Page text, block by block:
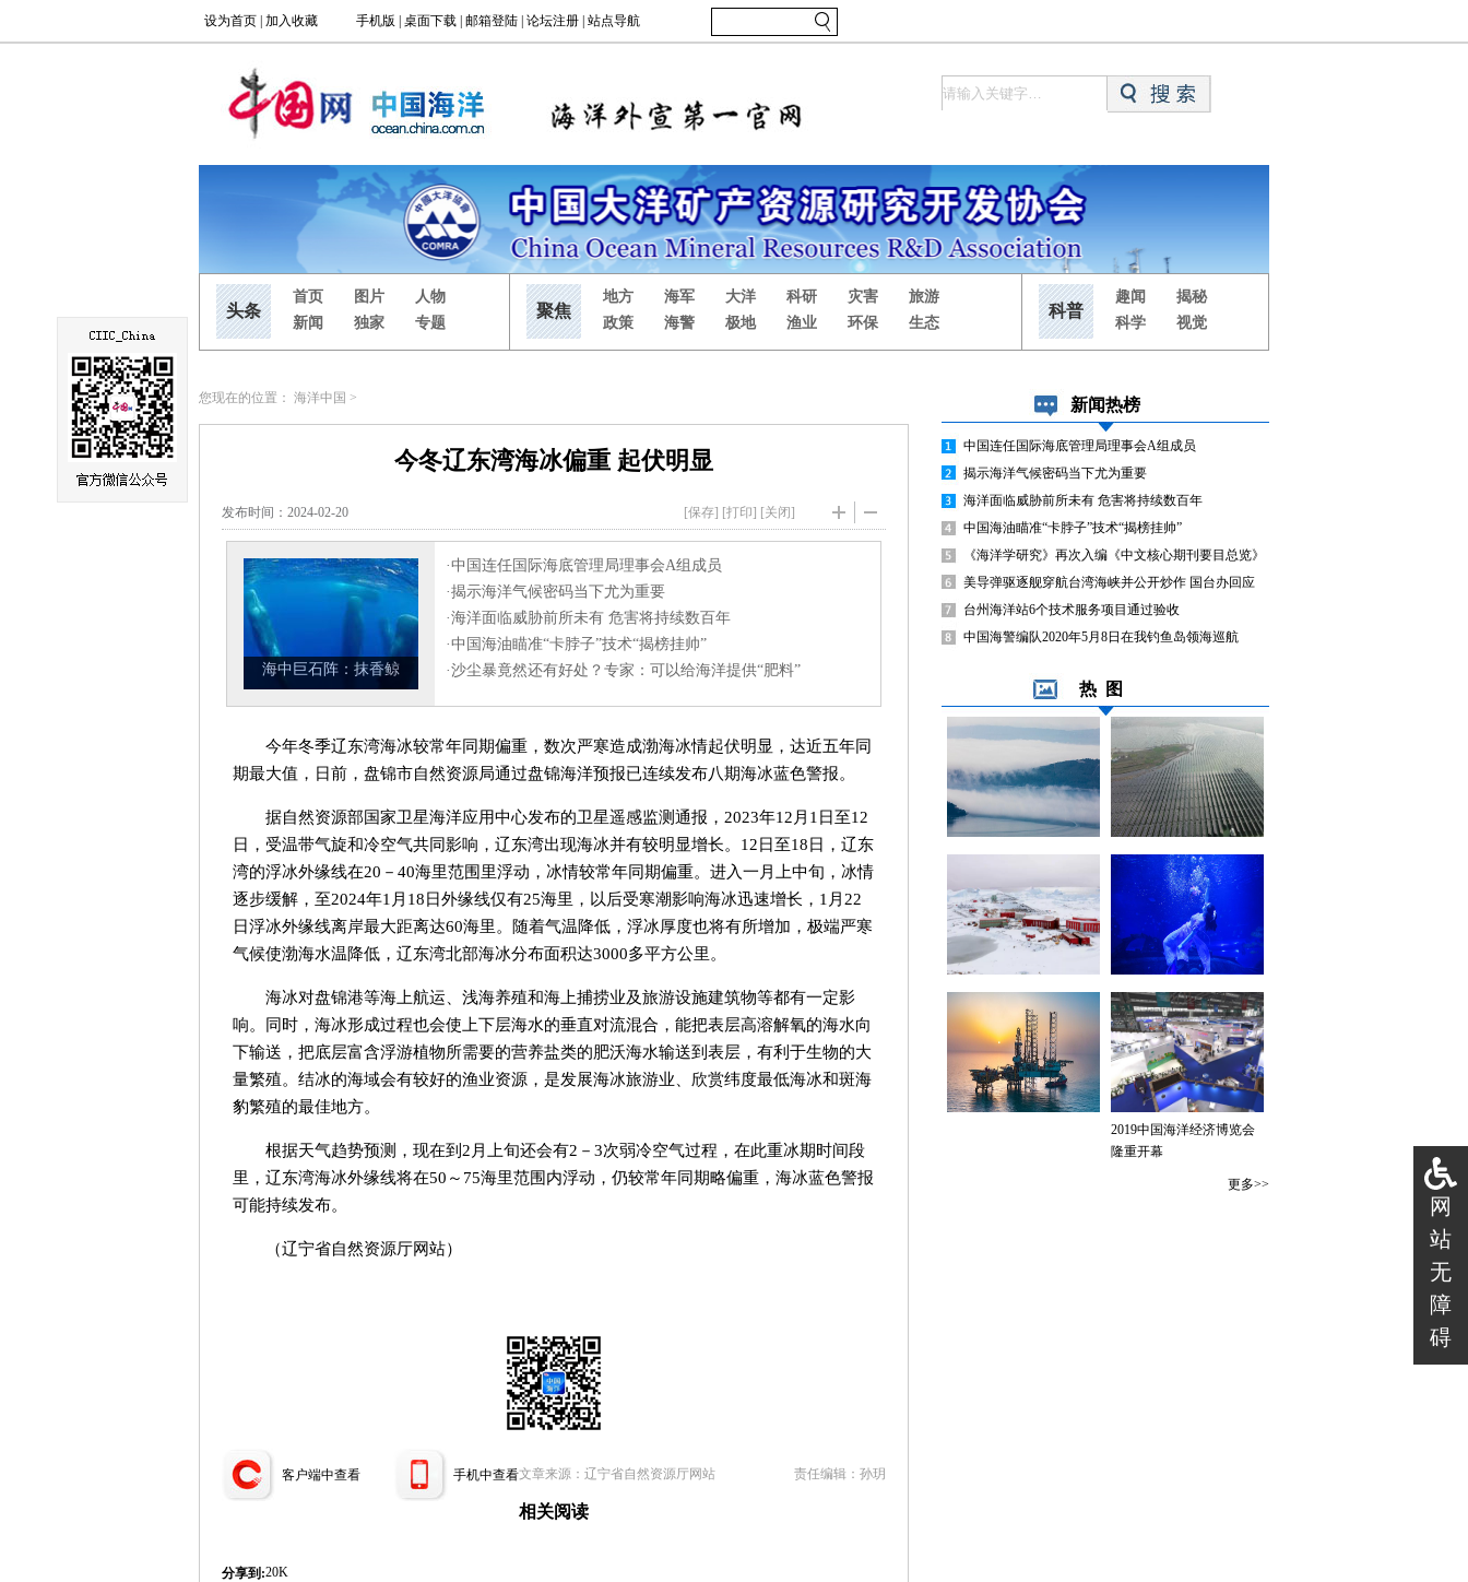
您现在的位置： 海洋中国 >
今冬辽东湾海冰偏重 起伏明显
发布时间：2024-02-20 [保存] [打印] [关闭]
今年冬季辽东湾海冰较常年同期偏重，数次严寒造成渤海冰情起伏明显，达近五年同
期最大值，日前，盘锦市自然资源局通过盘锦海洋预报已连续发布八期海冰蓝色警报。
据自然资源部国家卫星海洋应用中心发布的卫星遥感监测通报，2023年12月1日至12
日，受温带气旋和冷空气共同影响，辽东湾出现海冰并有较明显增长。12日至18日，辽东
湾的浮冰外缘线在20－40海里范围里浮动，冰情较常年同期偏重。进入一月上中旬，冰情
逐步缓解，至2024年1月18日外缘线仅有25海里，以后受寒潮影响海冰迅速增长，1月22
日浮冰外缘线离岸最大距离达60海里。随着气温降低，浮冰厚度也将有所增加，极端严寒
气候使渤海水温降低，辽东湾北部海冰分布面积达3000多平方公里。
海冰对盘锦港等海上航运、浅海养殖和海上捕捞业及旅游设施建筑物等都有一定影
响。同时，海冰形成过程也会使上下层海水的垂直对流混合，能把表层高溶解氧的海水向
下输送，把底层富含浮游植物所需要的营养盐类的肥沃海水输送到表层，有利于生物的大
量繁殖。结冰的海域会有较好的渔业资源，是发展海冰旅游业、欣赏纬度最低海冰和斑海
豹繁殖的最佳地方。
根据天气趋势预测，现在到2月上旬还会有2－3次弱冷空气过程，在此重冰期时间段
里，辽东湾海冰外缘线将在50～75海里范围内浮动，仍较常年同期略偏重，海冰蓝色警报
可能持续发布。
（辽宁省自然资源厅网站）
客户端中查看 手机中查看文章来源：辽宁省自然资源厅网站 责任编辑：孙玥
相关阅读
分享到:20K
网
站
无
障
碍